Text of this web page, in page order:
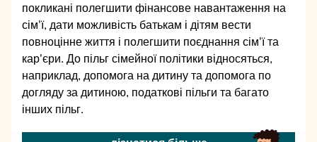
покликані полегшити фінансове навантаження на
сім'ї, дати можливість батькам і дітям вести
повноцінне життя і полегшити поєднання сім'ї та
кар'єри. До пільг сімейної політики відносяться,
наприклад, допомога на дитину та допомога по
догляду за дитиною, податкові пільги та багато
інших пільг.